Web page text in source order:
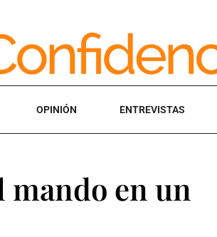
OPINIÓN ENTREVISTAS
mando en un